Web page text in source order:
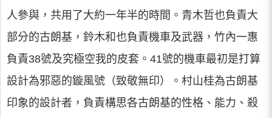
人參與，共用了大約一年半的時間。青木哲也負責大
部分的古朗基，鈴木和也負責機車及武器，竹內一惠
負責38號及究極空我的皮套。41號的機車最初是打算
設計為邪惡的鏇風號（致敬無印）。村山桂為古朗基
印象的設計者，負責構思各古朗基的性格、能力、殺